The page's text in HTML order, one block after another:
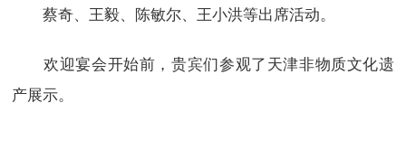
蔡奇、王毅、陈敏尔、王小洪等出席活动。
欢迎宴会开始前，贵宾们参观了天津非物质文化遗
产展示。